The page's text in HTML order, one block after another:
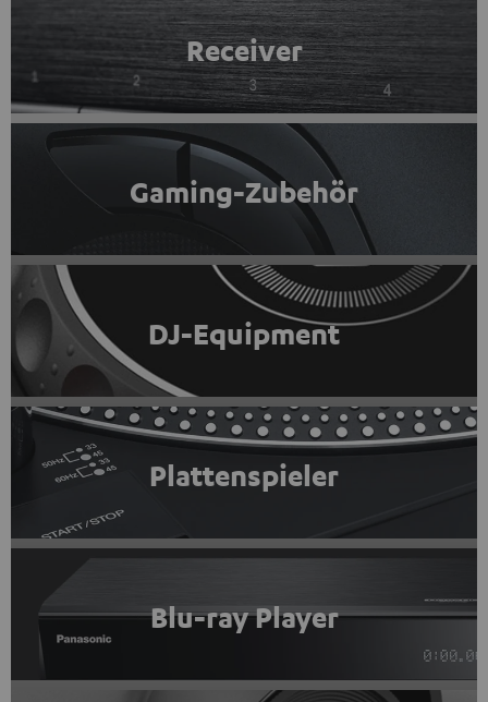
Receiver
Gaming-Zubehör
DJ-Equipment
Plattenspieler
Blu-ray Player